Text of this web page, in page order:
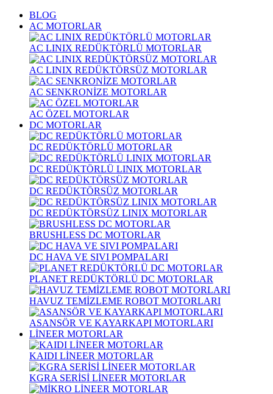
BLOG
AC MOTORLAR
AC LINIX REDÜKTÖRLÜ MOTORLAR
AC LINIX REDÜKTÖRSÜZ MOTORLAR
AC SENKRONİZE MOTORLAR
AC ÖZEL MOTORLAR
DC MOTORLAR
DC REDÜKTÖRLÜ MOTORLAR
DC REDÜKTÖRLÜ LINIX MOTORLAR
DC REDÜKTÖRSÜZ MOTORLAR
DC REDÜKTÖRSÜZ LINIX MOTORLAR
BRUSHLESS DC MOTORLAR
DC HAVA VE SIVI POMPALARI
PLANET REDÜKTÖRLÜ DC MOTORLAR
HAVUZ TEMİZLEME ROBOT MOTORLARI
ASANSÖR VE KAYARKAPI MOTORLARI
LİNEER MOTORLAR
KAIDI LİNEER MOTORLAR
KGRA SERİSİ LİNEER MOTORLAR